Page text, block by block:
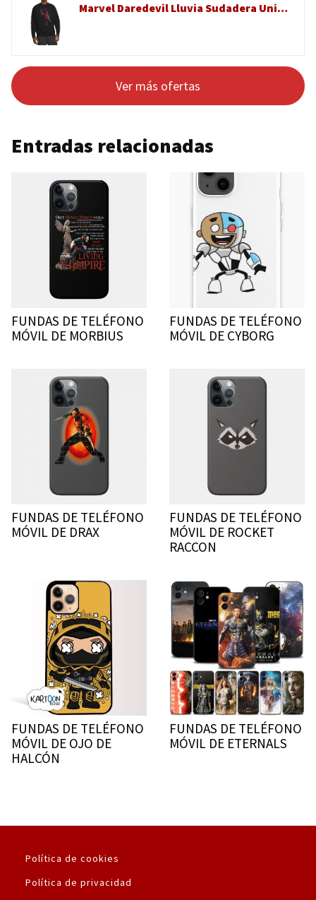
Marvel Daredevil Lluvia Sudadera Unisex, Negro, M
Ver más ofertas
Entradas relacionadas
FUNDAS DE TELÉFONO
MÓVIL DE MORBIUS
FUNDAS DE TELÉFONO
MÓVIL DE CYBORG
FUNDAS DE TELÉFONO
MÓVIL DE DRAX
FUNDAS DE TELÉFONO
MÓVIL DE ROCKET
RACCON
FUNDAS DE TELÉFONO
MÓVIL DE OJO DE
HALCÓN
FUNDAS DE TELÉFONO
MÓVIL DE ETERNALS
Política de cookies
Política de privacidad